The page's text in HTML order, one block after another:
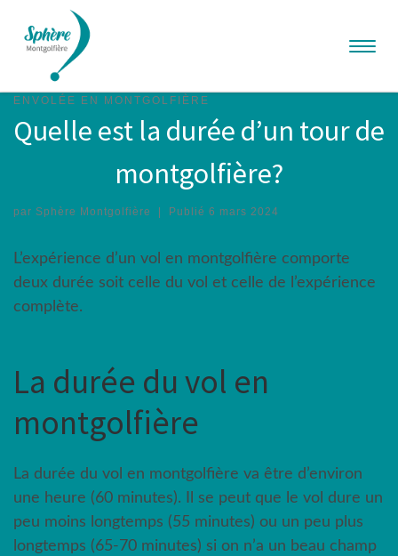
Aller au contenu
ENVOLÉE EN MONTGOLFIÈRE
Quelle est la durée d’un tour de
montgolfière?
par Sphère Montgolfière Publié 6 mars 2024
L’expérience d’un vol en montgolfière comporte
deux durée soit celle du vol et celle de l’expérience
complète.
La durée du vol en
montgolfière
La durée du vol en montgolfière va être d’environ
une heure (60 minutes). Il se peut que le vol dure un
peu moins longtemps (55 minutes) ou un peu plus
longtemps (65-70 minutes) si on n’a un beau champ